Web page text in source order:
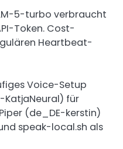
5-turbo verbraucht
Token. Cost-
Heartbeat-
Voice-Setup
für
(de_DE-kerstin)
speak-local.sh als